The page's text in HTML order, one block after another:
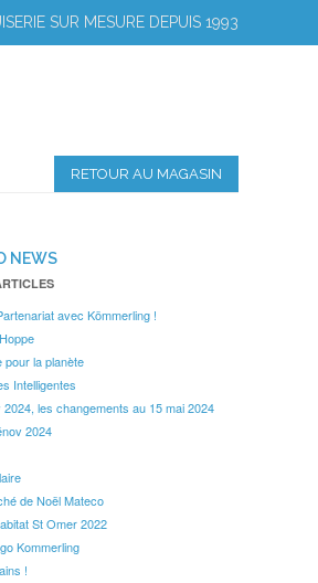
SUR MESURE DEPUIS 1993
RETOUR AU MAGASIN
NEWS
avec Kömmerling !
pour la planète
Intelligentes
2024, les changements au 15 mai 2024
2024
de Noël Mateco
St Omer 2022
Kommerling
!